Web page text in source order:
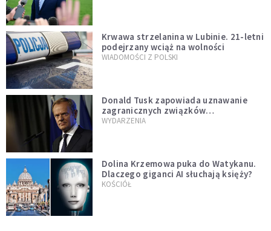
Krwawa strzelanina w Lubinie. 21-letni
podejrzany wciąż na wolności
WIADOMOŚCI Z POLSKI
Donald Tusk zapowiada uznawanie
zagranicznych związków
jednopłciowych. "Państwo oblało ten
WYDARZENIA
Dolina Krzemowa puka do Watykanu.
Dlaczego giganci AI słuchają księży?
KOŚCIÓŁ